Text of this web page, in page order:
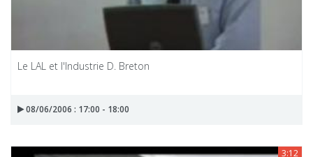
Le LAL et l'Industrie D. Breton
08/06/2006 : 17:00 - 18:00
3:12